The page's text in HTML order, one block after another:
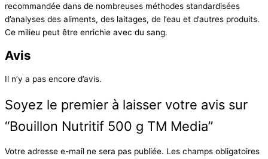
recommandée dans de nombreuses méthodes standardisées
d’analyses des aliments, des laitages, de l’eau et d’autres produits.
Ce milieu peut être enrichie avec du sang.
Avis
Il n’y a pas encore d’avis.
Soyez le premier à laisser votre avis sur
“Bouillon Nutritif 500 g TM Media”
Votre adresse e-mail ne sera pas publiée. Les champs obligatoires